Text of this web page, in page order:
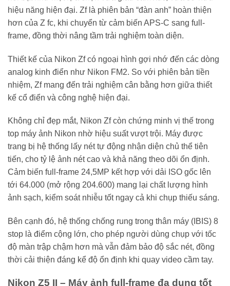
hiệu năng hiện đại. Zf là phiên bản “đàn anh” hoàn thiện
hơn của Z fc, khi chuyển từ cảm biến APS-C sang full-
frame, đồng thời nâng tầm trải nghiệm toàn diện.
Thiết kế của Nikon Zf có ngoại hình gợi nhớ đến các dòng
analog kinh điển như Nikon FM2. So với phiên bản tiền
nhiệm, Zf mang đến trải nghiệm cân bằng hơn giữa thiết
kế cổ điển và công nghệ hiện đại.
Không chỉ đẹp mắt, Nikon Zf còn chứng minh vị thế trong
top máy ảnh Nikon nhờ hiệu suất vượt trội. Máy được
trang bị hệ thống lấy nét tự động nhận diện chủ thể tiên
tiến, cho tỷ lệ ảnh nét cao và khả năng theo dõi ổn định.
Cảm biến full-frame 24,5MP kết hợp với dải ISO gốc lên
tới 64.000 (mở rộng 204.600) mang lại chất lượng hình
ảnh sạch, kiểm soát nhiễu tốt ngay cả khi chụp thiếu sáng.
Bên cạnh đó, hệ thống chống rung trong thân máy (IBIS) 8
stop là điểm cộng lớn, cho phép người dùng chụp với tốc
độ màn trập chậm hơn mà vẫn đảm bảo độ sắc nét, đồng
thời cải thiện đáng kể độ ổn định khi quay video cầm tay.
Nikon Z5 II – Máy ảnh full-frame đa dụng tốt